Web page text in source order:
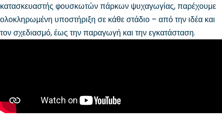
κατασκευαστής φουσκωτών πάρκων ψυχαγωγίας, παρέχουμε
ολοκληρωμένη υποστήριξη σε κάθε στάδιο – από την ιδέα και
τον σχεδιασμό, έως την παραγωγή και την εγκατάσταση.